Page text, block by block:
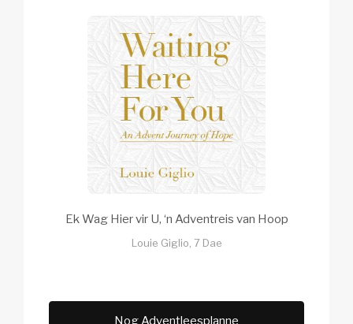
Ek Wag Hier vir U, ‘n Adventreis van Hoop
Louie Giglio, 7 Dae
Nog Adventleesplanne